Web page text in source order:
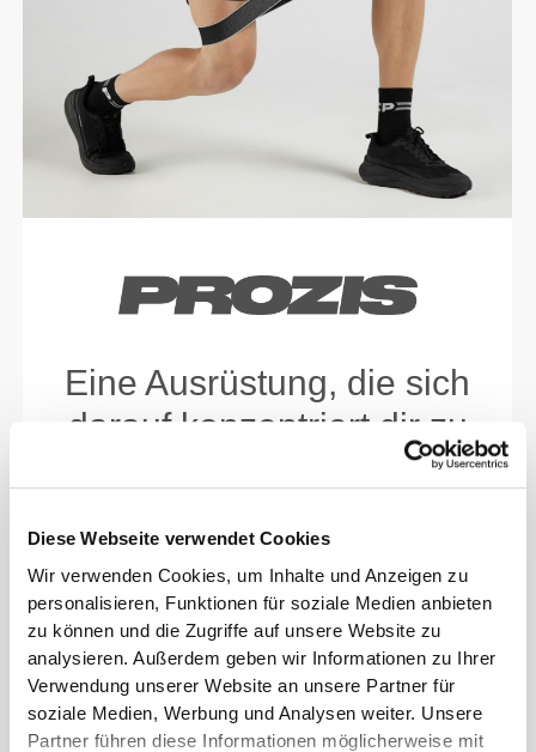
Diese Webseite verwendet Cookies
Wir verwenden Cookies, um Inhalte und Anzeigen zu
personalisieren, Funktionen für soziale Medien anbieten
zu können und die Zugriffe auf unsere Website zu
analysieren. Außerdem geben wir Informationen zu Ihrer
Verwendung unserer Website an unsere Partner für
soziale Medien, Werbung und Analysen weiter. Unsere
Partner führen diese Informationen möglicherweise mit
Eine Ausrüstung, die sich
darauf konzentriert dir zu
helfen deine persönlichen